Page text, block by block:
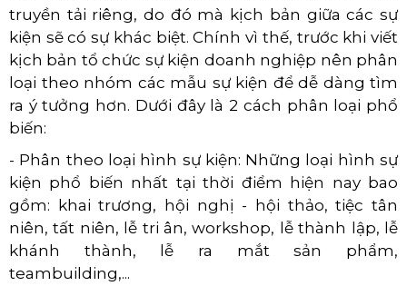
truyền tải riêng, do đó mà kịch bản giữa các sự
kiện sẽ có sự khác biệt. Chính vì thế, trước khi viết
kịch bản tổ chức sự kiện doanh nghiệp nên phân
loại theo nhóm các mẫu sự kiện để dễ dàng tìm
ra ý tưởng hơn. Dưới đây là 2 cách phân loại phổ
biến:
- Phân theo loại hình sự kiện: Những loại hình sự
kiện phổ biến nhất tại thời điểm hiện nay bao
gồm: khai trương, hội nghị - hội thảo, tiệc tân
niên, tất niên, lễ tri ân, workshop, lễ thành lập, lễ
khánh thành, lễ ra mắt sản phẩm,
teambuilding,...